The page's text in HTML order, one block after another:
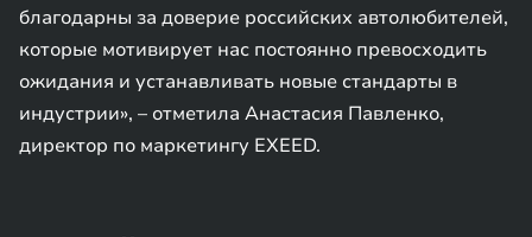
благодарны за доверие российских автолюбителей,
которые мотивирует нас постоянно превосходить
ожидания и устанавливать новые стандарты в
индустрии», – отметила Анастасия Павленко,
директор по маркетингу EXEED.